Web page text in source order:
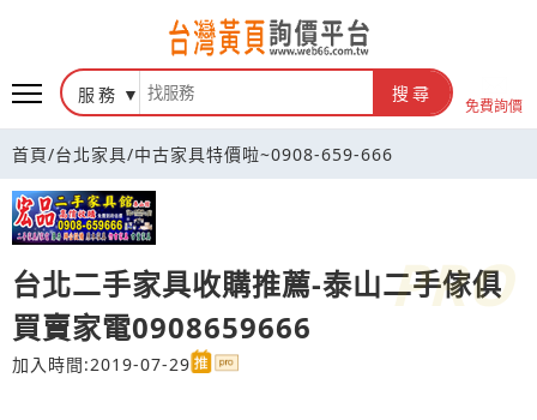
台灣黃頁詢價平台
服務 搜尋
免費詢價
首頁/台北家具/中古家具特價啦~0908-659-666
台北二手家具收購推薦-泰山二手傢俱
買賣家電0908659666
加入時間:2019-07-29